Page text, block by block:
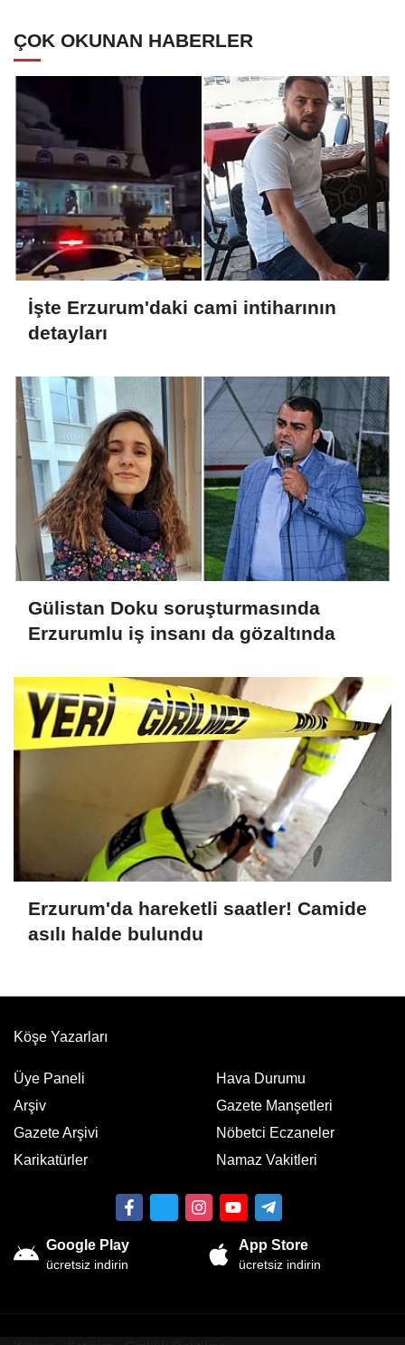
ÇOK OKUNAN HABERLER
İşte Erzurum'daki cami intiharının
detayları
Gülistan Doku soruşturmasında
Erzurumlu iş insanı da gözaltında
Erzurum'da hareketli saatler! Camide
asılı halde bulundu
Köşe Yazarları
Üye Paneli
Arşiv
Gazete Arşivi
Karikatürler
Hava Durumu
Gazete Manşetleri
Nöbetci Eczaneler
Namaz Vakitleri
Google Play
ücretsiz indirin
App Store
ücretsiz indirin